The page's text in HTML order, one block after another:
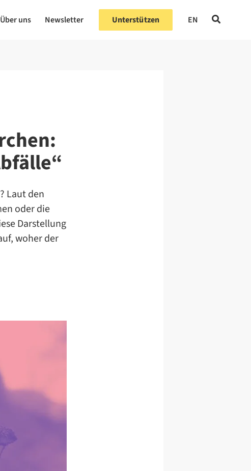
Über uns Newsletter Unterstützen EN
Laut den
oder die
Darstellung
woher der